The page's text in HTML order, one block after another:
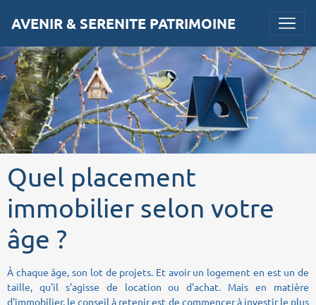
AVENIR & SERENITE PATRIMOINE
Quel placement
immobilier selon votre
âge ?
À chaque âge, son lot de projets. Et avoir un logement en est un de
taille, qu'il s'agisse de location ou d'achat. Mais en matière
d'immobilier, le conseil à retenir est de commencer à investir le plus